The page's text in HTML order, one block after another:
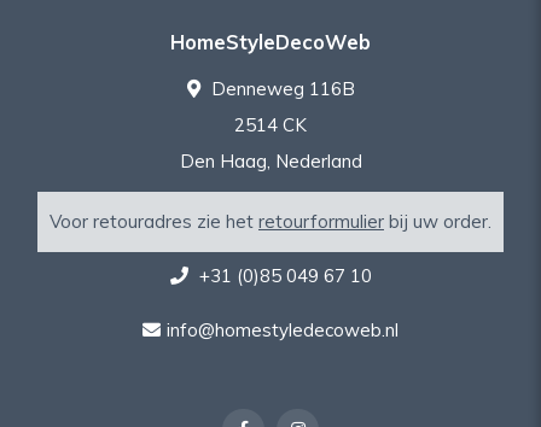
HomeStyleDecoWeb
Denneweg 116B
2514 CK
Den Haag, Nederland
Voor retouradres zie het retourformulier bij uw order.
+31 (0)85 049 67 10
info@homestyledecoweb.nl